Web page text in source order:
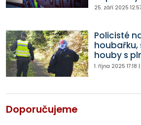
25. září 2025
Policisté
houbařku,
houby s
1. října 2025 17:18 |
Doporučujeme